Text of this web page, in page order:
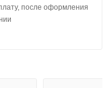
после оформления